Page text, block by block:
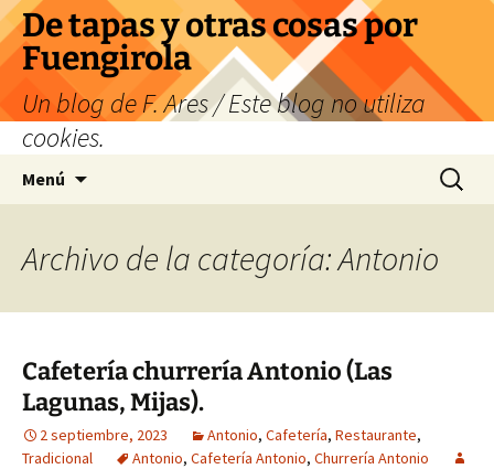
Saltar
al
contenido
De tapas y otras cosas por
Fuengirola
Un blog de F. Ares / Este blog no utiliza
cookies.
Menú Buscar:
Archivo de la categoría: Antonio
Cafetería churrería Antonio (Las
Lagunas, Mijas).
2 septiembre, 2023 Antonio, Cafetería, Restaurante,
Tradicional
Antonio, Cafetería Antonio, Churrería Antonio